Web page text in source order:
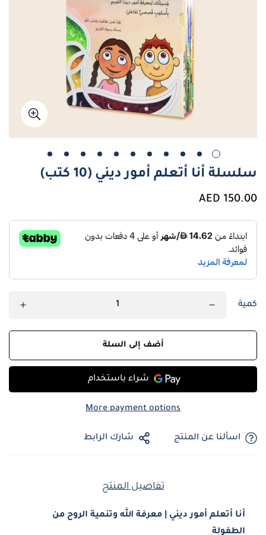
سلسلة أنا أتعلم أمور ديني (10 كتب)
سعر
150.00 AED
كمية
أضف إلى السلة
More payment options
اسألنا عن المنتج شارك الرابط
تفاصيل المنتج
أنا أتعلم أمور ديني | معرفة الله وتنمية الروح من
الطفولة